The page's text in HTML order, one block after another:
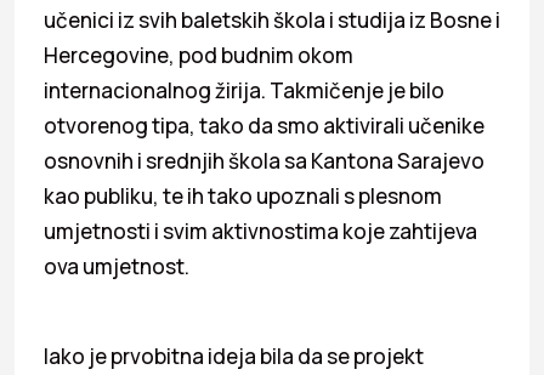
učenici iz svih baletskih škola i studija iz Bosne i
Hercegovine, pod budnim okom
internacionalnog žirija. Takmičenje je bilo
otvorenog tipa, tako da smo aktivirali učenike
osnovnih i srednjih škola sa Kantona Sarajevo
kao publiku, te ih tako upoznali s plesnom
umjetnosti i svim aktivnostima koje zahtijeva
ova umjetnost.
Iako je prvobitna ideja bila da se projekt